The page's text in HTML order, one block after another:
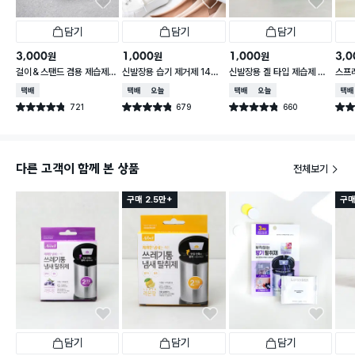
담기
3,000원
걸이＆스탠드 겸용 제습제 1
60 g 4개입
택배배송
별점 4.8점 721
건 작성
담기
1,000원
신발장용 습기 제거제 140
g
택배배송오늘배송
별점 4.8점 679
건 작성
담기
1,000원
신발장용 겔 타입 제습제 5
g X 8개입
택배배송오늘배송
별점 4.8점 660
건 작성
스프
블
택배
별점
다른 고객이 함께 본 상품 전체보기
담기
구매 2.5만+
담기 담기
구